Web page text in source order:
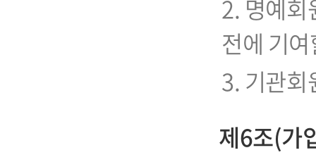
2. 명예회
전에 기
3. 기관회
제6조(가